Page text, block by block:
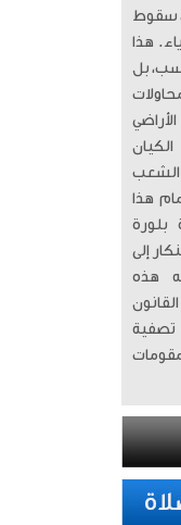
سقوط
هذا
بل
هذا
بلورة
إلى
هذه
تصفية